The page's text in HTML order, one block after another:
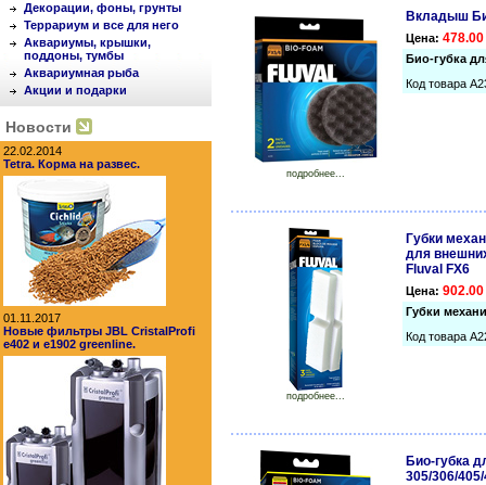
Декорации, фоны, грунты
Террариум и все для него
Аквариумы, крышки,
поддоны, тумбы
Аквариумная рыба
Акции и подарки
Новости
22.02.2014
Tetra. Корма на развес.
01.11.2017
Новые фильтры JBL CristalProfi
e402 и e1902 greenline.
подробнее...
Вкладыш
Цена: 478.00
Био-губка
Код товара
подробнее...
Губки
для
Fluval FX6
Цена: 902.00
Губки
Код товара
Био-губка
305/306/